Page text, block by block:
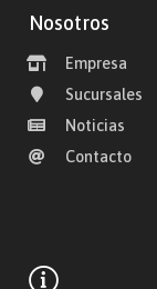
Nosotros
Empresa
Sucursales
Noticias
Contacto